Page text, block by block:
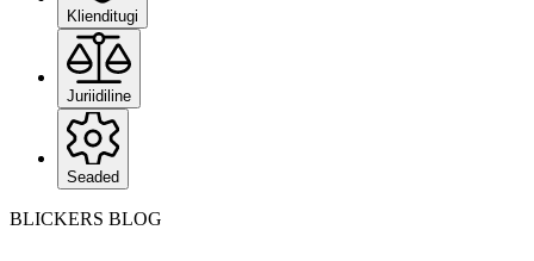
Klienditugi
Juriidiline
Seaded
BLICKERS BLOG